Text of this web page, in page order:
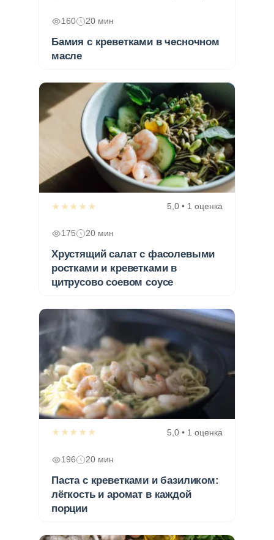
160 20 мин
Бамия с креветками в чесночном
масле
★★★★★ 5,0 • 1 оценка
175 20 мин
Хрустящий салат с фасолевыми
ростками и креветками в
цитрусово соевом соусе
★★★★★ 5,0 • 1 оценка
196 20 мин
Паста с креветками и базиликом:
лёгкость и аромат в каждой
порции